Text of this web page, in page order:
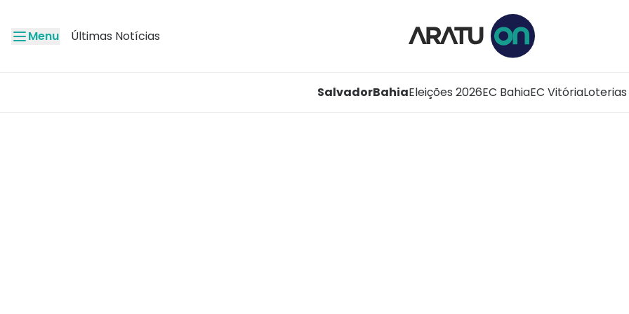
Menu Últimas Notícias
SalvadorBahiaEleições 2026EC BahiaEC VitóriaLoterias